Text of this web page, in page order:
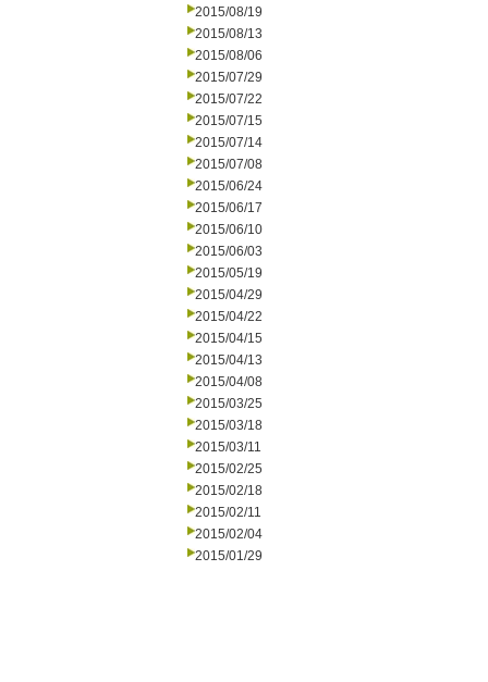
2015/08/19
2015/08/13
2015/08/06
2015/07/29
2015/07/22
2015/07/15
2015/07/14
2015/07/08
2015/06/24
2015/06/17
2015/06/10
2015/06/03
2015/05/19
2015/04/29
2015/04/22
2015/04/15
2015/04/13
2015/04/08
2015/03/25
2015/03/18
2015/03/11
2015/02/25
2015/02/18
2015/02/11
2015/02/04
2015/01/29